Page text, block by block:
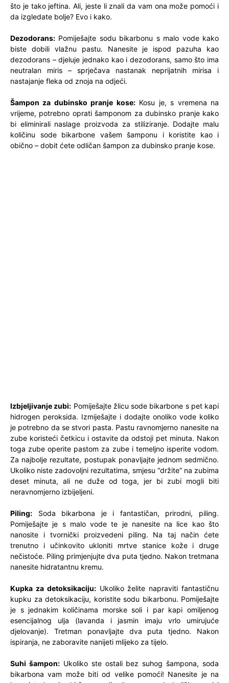
što je tako jeftina. Ali, jeste li znali da vam ona može pomoći i
da izgledate bolje? Evo i kako.
Dezodorans: Pomiješajte sodu bikarbonu s malo vode kako
biste dobili vlažnu pastu. Nanesite je ispod pazuha kao
dezodorans – djeluje jednako kao i dezodorans, samo što ima
neutralan miris – sprječava nastanak neprijatnih mirisa i
nastajanje fleka od znoja na odjeći.
Šampon za dubinsko pranje kose:Kosu je, s vremena na
vrijeme, potrebno oprati šamponom za dubinsko pranje kako
bi eliminirali naslage proizvoda za stiliziranje. Dodajte malu
količinu sode bikarbone vašem šamponu i koristite kao i
obično – dobit ćete odličan šampon za dubinsko pranje kose.
Izbjeljivanje zubi: Pomiješajte žlicu sode bikarbone s pet kapi
hidrogen peroksida. Izmiješajte i dodajte onoliko vode koliko
je potrebno da se stvori pasta. Pastu ravnomjerno nanesite na
zube koristeći četkicu i ostavite da odstoji pet minuta. Nakon
toga zube operite pastom za zube i temeljno isperite vodom.
Za najbolje rezultate, postupak ponavljajte jednom sedmično.
Ukoliko niste zadovoljni rezultatima, smjesu “držite” na zubima
deset minuta, ali ne duže od toga, jer bi zubi mogli biti
neravnomjerno izbijeljeni.
Piling: Soda bikarbona je i fantastičan, prirodni, piling.
Pomiješajte je s malo vode te je nanesite na lice kao što
nanosite i tvornički proizvedeni piling. Na taj način ćete
trenutno i učinkovito ukloniti mrtve stanice kože i druge
nečistoće. Piling primjenjujte dva puta tjedno. Nakon tretmana
nanesite hidratantnu kremu.
Kupka za detoksikaciju:Ukoliko želite napraviti fantastičnu
kupku za detoksikaciju, koristite sodu bikarbonu. Pomiješajte
je s jednakim količinama morske soli i par kapi omiljenog
esencijalnog ulja (lavanda i jasmin imaju vrlo umirujuće
djelovanje). Tretman ponavljajte dva puta tjedno. Nakon
ispiranja, ne zaboravite nanijeti mlijeko za tijelo.
Suhi šampon:Ukoliko ste ostali bez suhog šampona, soda
bikarbona vam može biti od velike pomoći! Nanesite je na